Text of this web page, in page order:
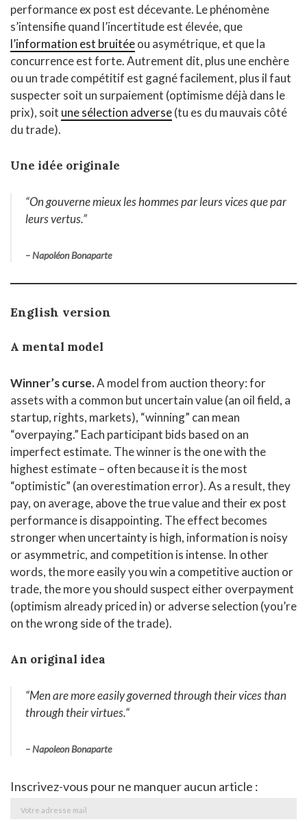
performance ex post est décevante. Le phénomène
s’intensifie quand l’incertitude est élevée, que
l’information est bruitéeou asymétrique, et que la
concurrence est forte. Autrement dit, plus une enchère
ou un trade compétitif est gagné facilement, plus il faut
suspecter soit un surpaiement (optimisme déjà dans le
prix), soit une sélection adverse(tu es du mauvais côté
du trade).
Une idée originale
“On gouverne mieux les hommes par leurs vices que par
leursvertus.”
–NapoléonBonaparte
English version
A mental model
Winner’s curse.A model from auction theory: for
assets with a common but uncertain value (an oil field, a
startup, rights, markets), “winning” can mean
“overpaying.” Each participant bids based on an
imperfect estimate. The winner is the one with the
highest estimate – often because it is the most
“optimistic” (an overestimation error). As a result, they
pay, on average, above the true value and their ex post
performance is disappointing. The effect becomes
stronger when uncertainty is high, information is noisy
or asymmetric, and competition is intense. In other
words, the more easily you win a competitive auction or
trade, the more you should suspect either overpayment
(optimism already priced in) or adverse selection (you’re
on the wrong side of the trade).
An original idea
“Men are more easily governed through their vices than
through their virtues.“
– Napoleon Bonaparte
Inscrivez-vous pour ne manquer aucun article :